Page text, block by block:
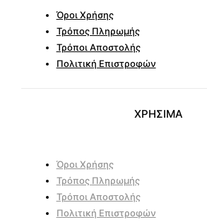
Όροι Χρήσης
Τρόπος Πληρωμής
Τρόποι Αποστολής
Πολιτική Επιστροφών
ΧΡΗΣΙΜΑ
Όροι Χρήσης
Τρόπος Πληρωμής
Τρόποι Αποστολής
Πολιτική Επιστροφών